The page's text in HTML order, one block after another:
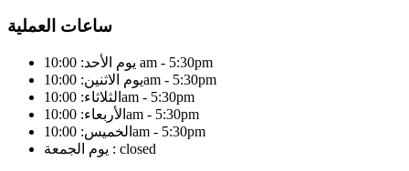
ساعات العملية
يوم الأحد: 10:00 am - 5:30pm
يوم الاثنين: 10:00am - 5:30pm
الثلاثاء: 10:00am - 5:30pm
الأربعاء: 10:00am - 5:30pm
الخميس: 10:00am - 5:30pm
يوم الجمعة : closed